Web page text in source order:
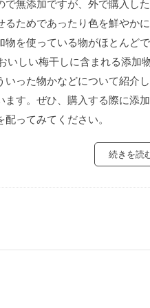
で無添加ですが、外で購入し
るためであったり色を鮮やか
物を使っている物がほとんど
いしい梅干しに含まれる添加
いった物かなどについて紹介
ます。ぜひ、購入する際に添
ってみてください。
続きを読